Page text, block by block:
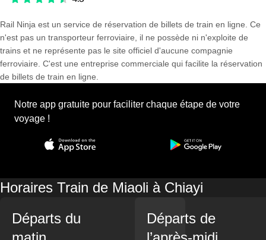
Rail Ninja est un service de réservation de billets de train en ligne. Ce
n'est pas un transporteur ferroviaire, il ne possède ni n'exploite de
trains et ne représente pas le site officiel d'aucune compagnie
ferroviaire. C'est une entreprise commerciale qui facilite la réservation
de billets de train en ligne.
Notre app gratuite pour faciliter chaque étape de votre
voyage !
Horaires Train de Miaoli à Chiayi
Départs du
Départs de